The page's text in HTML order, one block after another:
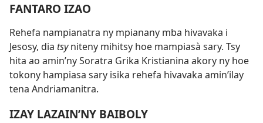
FANTARO IZAO
Rehefa nampianatra ny mpianany mba hivavaka i
Jesosy, dia tsyniteny mihitsy hoe mampiasà sary. Tsy
hita ao amin’ny Soratra Grika Kristianina akory ny hoe
tokony hampiasa sary isika rehefa hivavaka amin’ilay
tena Andriamanitra.
IZAY LAZAIN’NY BAIBOLY